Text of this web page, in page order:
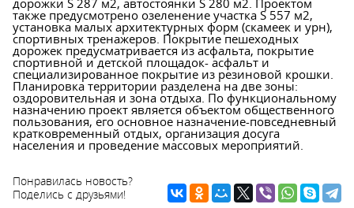
также предусмотрено озеленение участка S 557 м2,
установка малых архитектурных форм (скамеек и урн),
спортивных тренажеров. Покрытие пешеходных
дорожек предусматривается из асфальта, покрытие
спортивной и детской площадок- асфальт и
специализированное покрытие из резиновой крошки.
Планировка территории разделена на две зоны:
оздоровительная и зона отдыха. По функциональному
назначению проект является объектом общественного
пользования, его основное назначение-повседневный
кратковременный отдых, организация досуга
населения и проведение массовых мероприятий.
Понравилась новость?
Поделись с друзьями!